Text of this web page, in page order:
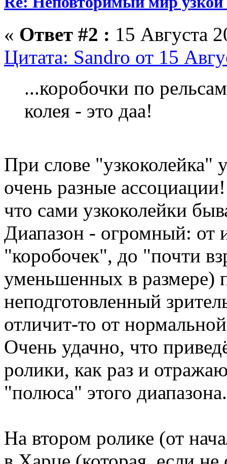
« Ответ #2 : 15 Августа
Цитата: Sandro от 15
...коробочки по
колея - это даа!
При слове "узкоколейка"
очень разные
что сами узкоколейки
Диапазон - огромный: от
"коробочек", до "почти
уменьшенных в размере)
неподготовленный
отличит-то от
Очень удачно, что
ролики, как раз и
"полюса" этого
На втором ролике (от